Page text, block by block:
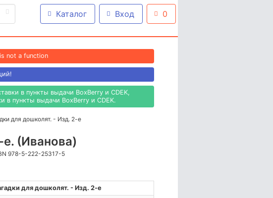
Каталог Вход 0
not a function
в пункты выдачи BoxBerry и CDEK,
в пункты выдачи BoxBerry и CDEK.
для дошколят. - Изд. 2-е
(Иванова)
978-5-222-25317-5
для дошколят. - Изд. 2-е